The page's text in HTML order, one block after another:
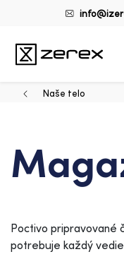
Naše telo
Poctivo pripravované
potrebuje každý